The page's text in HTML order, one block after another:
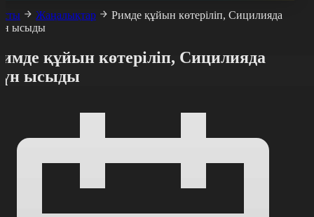
Жаңалықтар
Римде құйын көтеріліп, Сицилияда
ысыды
құйын көтеріліп, Сицилияда
ысыды